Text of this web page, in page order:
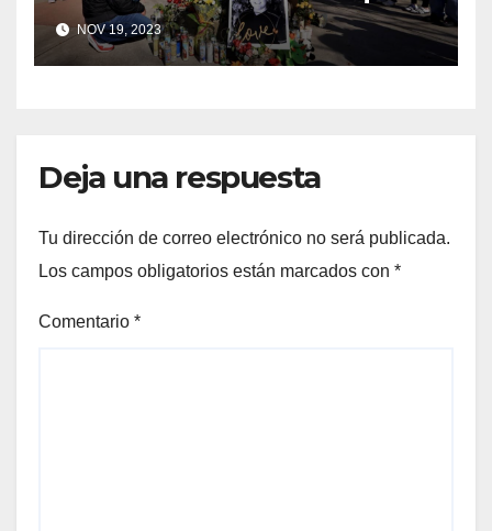
mató a Jayden Pienta dijó
que el alumno mostró
indicios de trastorno de
NOV 19, 2023
Deja una respuesta
Tu dirección de correo electrónico no será publicada.
Los campos obligatorios están marcados con *
Comentario *